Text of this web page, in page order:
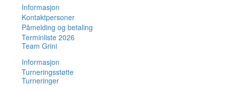
Informasjon
Kontaktpersoner
Påmelding og betaling
Terminliste 2026
Team Grini
Informasjon
Turneringsstøtte
Turneringer